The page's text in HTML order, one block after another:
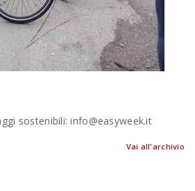
sostenibili: info@easyweek.it
Vai all'archivio